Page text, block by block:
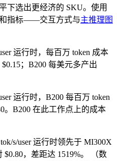
下选出更经济的 SKU。使用
指标——交互方式与主推理图
运行时，每百万 token 成本
；B200 每美元多产出
运行时，B200 每百万 token
。B200 在此工作点上的成本
s/user 运行时领先于 MI300X
，差距达 1519%。
（数